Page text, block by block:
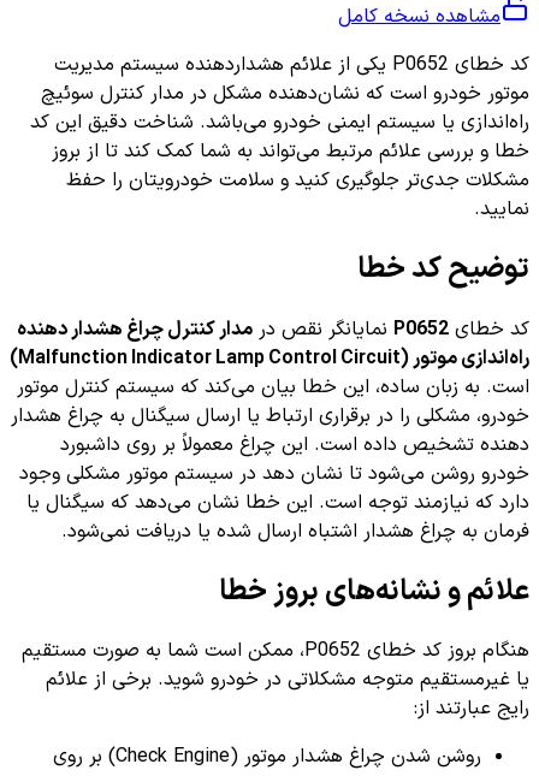
مشاهده نسخه کامل
کد خطای P0652 یکی از علائم هشداردهنده سیستم مدیریت
موتور خودرو است که نشان‌دهنده مشکل در مدار کنترل سوئیچ
راه‌اندازی یا سیستم ایمنی خودرو می‌باشد. شناخت دقیق این کد
خطا و بررسی علائم مرتبط می‌تواند به شما کمک کند تا از بروز
مشکلات جدی‌تر جلوگیری کنید و سلامت خودرویتان را حفظ
نمایید.
توضیح کد خطا
کد خطای P0652 نمایانگر نقص در مدار کنترل چراغ هشدار دهنده
راه‌اندازی موتور (Malfunction Indicator Lamp Control Circuit)
است. به زبان ساده، این خطا بیان می‌کند که سیستم کنترل موتور
خودرو، مشکلی را در برقراری ارتباط یا ارسال سیگنال به چراغ هشدار
دهنده تشخیص داده است. این چراغ معمولاً بر روی داشبورد
خودرو روشن می‌شود تا نشان دهد در سیستم موتور مشکلی وجود
دارد که نیازمند توجه است. این خطا نشان می‌دهد که سیگنال یا
فرمان به چراغ هشدار اشتباه ارسال شده یا دریافت نمی‌شود.
علائم و نشانه‌های بروز خطا
هنگام بروز کد خطای P0652، ممکن است شما به صورت مستقیم
یا غیرمستقیم متوجه مشکلاتی در خودرو شوید. برخی از علائم
رایج عبارتند از:
روشن شدن چراغ هشدار موتور (Check Engine) بر روی